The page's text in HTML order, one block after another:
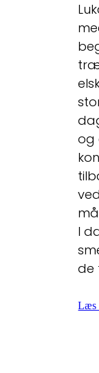
og
I
de
Læs